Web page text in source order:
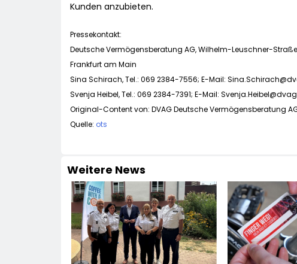
Kunden anzubieten.
Pressekontakt:
Deutsche Vermögensberatung AG, Wilhelm-Leuschner-
Frankfurt am Main
Sina Schirach, Tel.: 069 2384-7556; E-Mail:
Svenja Heibel, Tel.: 069 2384-7391; E-Mail:
Original-Content von: DVAG Deutsche Vermögensberatung
Quelle: ots
Weitere News